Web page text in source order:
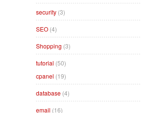
security (3)
SEO (4)
Shopping (3)
tutorial (50)
cpanel (19)
database (4)
email (16)